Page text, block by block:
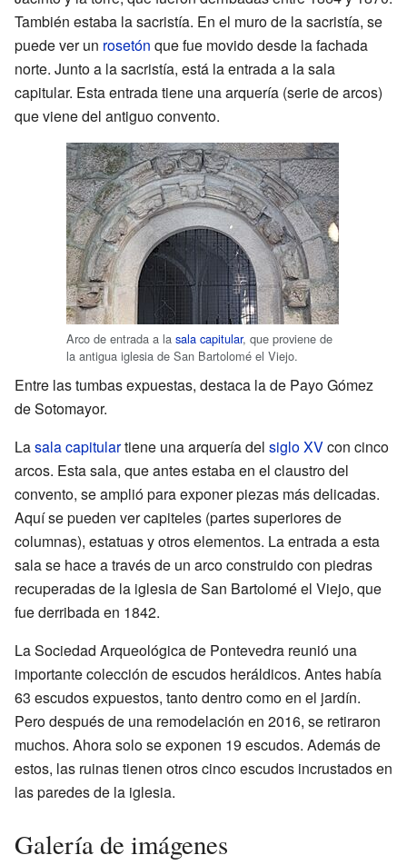
También estaba la sacristía. En el muro de la sacristía, se
puede ver un rosetón que fue movido desde la fachada
norte. Junto a la sacristía, está la entrada a la sala
capitular. Esta entrada tiene una arquería (serie de arcos)
que viene del antiguo convento.
Arco de entrada a la sala capitular, que proviene de
la antigua iglesia de San Bartolomé el Viejo.
Entre las tumbas expuestas, destaca la de Payo Gómez
de Sotomayor.
Lasala capitulartiene una arquería del siglo XVcon cinco
arcos. Esta sala, que antes estaba en el claustro del
convento, se amplió para exponer piezas más delicadas.
Aquí se pueden ver capiteles (partes superiores de
columnas), estatuas y otros elementos. La entrada a esta
sala se hace a través de un arco construido con piedras
recuperadas de la iglesia de San Bartolomé el Viejo, que
fue derribada en 1842.
La Sociedad Arqueológica de Pontevedra reunió una
importante colección de escudos heráldicos. Antes había
63 escudos expuestos, tanto dentro como en el jardín.
Pero después de una remodelación en 2016, se retiraron
muchos. Ahora solo se exponen 19 escudos. Además de
estos, las ruinas tienen otros cinco escudos incrustados en
las paredes de la iglesia.
Galería de imágenes